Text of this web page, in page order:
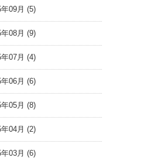
09月 (5)
08月 (9)
07月 (4)
06月 (6)
05月 (8)
04月 (2)
03月 (6)